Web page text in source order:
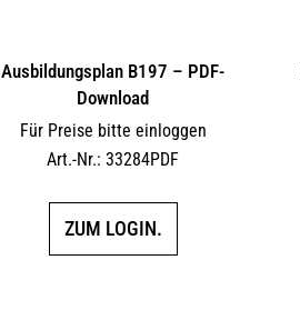
Ausbildungsplan B197 – PDF-
Download
Für Preise bitte einloggen
Art.-Nr.: 33284PDF
ZUM LOGIN.